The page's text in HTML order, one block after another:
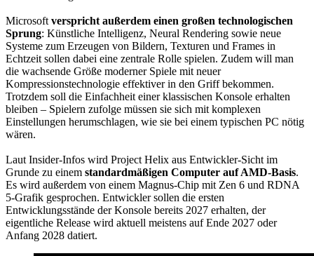
Microsoft verspricht außerdem einen großen technologischen
Sprung: Künstliche Intelligenz, Neural Rendering sowie neue
Systeme zum Erzeugen von Bildern, Texturen und Frames in
Echtzeit sollen dabei eine zentrale Rolle spielen. Zudem will man
die wachsende Größe moderner Spiele mit neuer
Kompressionstechnologie effektiver in den Griff bekommen.
Trotzdem soll die Einfachheit einer klassischen Konsole erhalten
bleiben – Spielern zufolge müssen sie sich mit komplexen
Einstellungen herumschlagen, wie sie bei einem typischen PC nötig
wären.
Laut Insider-Infos wird Project Helix aus Entwickler-Sicht im
Grunde zu einem standardmäßigen Computer auf AMD-Basis.
Es wird außerdem von einem Magnus-Chip mit Zen 6 und RDNA
5-Grafik gesprochen. Entwickler sollen die ersten
Entwicklungsstände der Konsole bereits 2027 erhalten, der
eigentliche Release wird aktuell meistens auf Ende 2027 oder
Anfang 2028 datiert.